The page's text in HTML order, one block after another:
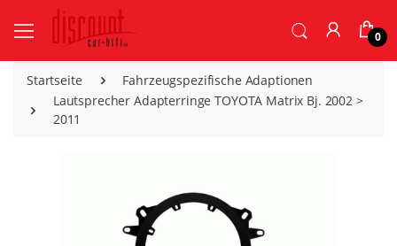
0
Startseite
Fahrzeugspezifische Adaptionen
Lautsprecher Adapterringe TOYOTA Matrix Bj. 2002 >
2011